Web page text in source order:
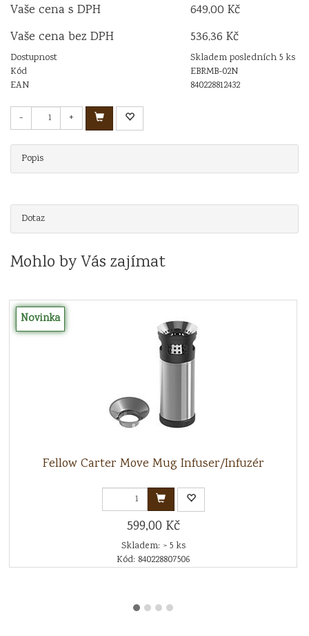
Vaše cena s DPH
649,00 Kč
Vaše cena bez DPH
536,36 Kč
Dostupnost
Skladem posledních 5 ks
Kód
EBRMB-02N
EAN
840228812432
- +
Popis
Dotaz
Mohlo by Vás zajímat
Novinka
Fellow Carter Move Mug Infuser/Infuzér
599,00 Kč
Skladem: > 5 ks
Kód: 840228807506